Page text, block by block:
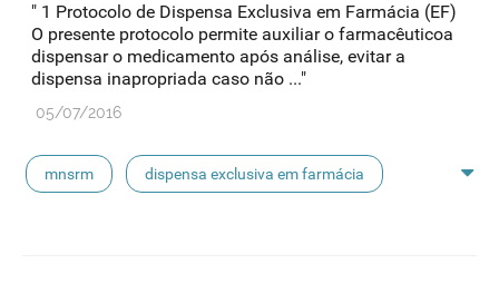
paracetamol codeina buclizina picetoprofeno
contraceção de emergência amorolfina
" 1 Protocolo de Dispensa Exclusiva em Farmácia (EF)
O presente protocolo permite auxiliar o farmacêuticoa
dispensar o medicamento após análise, evitar a
dispensa inapropriada caso não ..."
05/07/2016
mnsrm dispensa exclusiva em farmácia